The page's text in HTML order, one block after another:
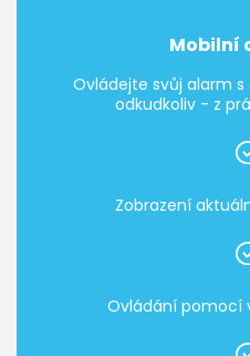
Mobilní
Ovládejte svůj alarm s
odkudkoliv - z
Zobrazení
Ovládání pomocí